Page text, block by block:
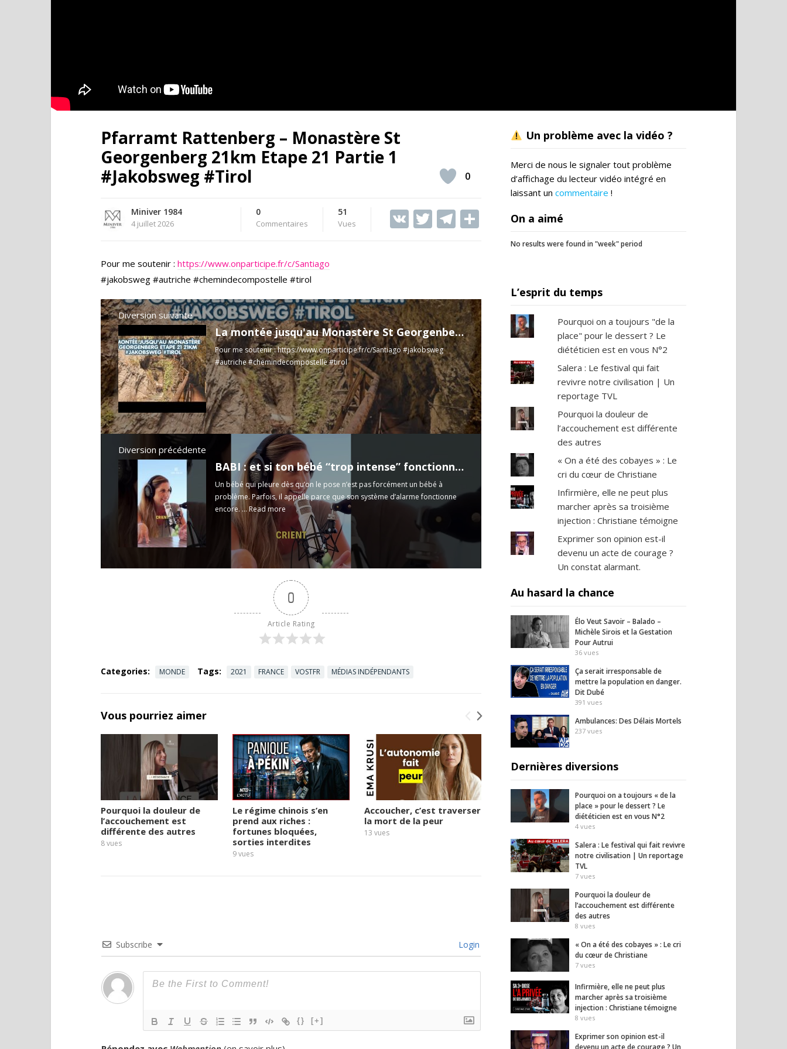
Pfarramt Rattenberg – Monastère St
Georgenberg 21km Etape 21 Partie 1
#Jakobsweg #Tirol
Miniver 1984
4 juillet 2026
0
Commentaires
51
Vues V T T
a
m
0
Pour me soutenir : https://www.onparticipe.fr/c/Santiago
#jakobsweg #autriche #chemindecompostelle #tirol
Diversion suivante
La montée jusqu'au Monastère St Georgenberg Partie 2 Etape 21 21km #Jakobsweg #Tirol
Pour me soutenir :https://www.onparticipe.fr/c/Santiago#jakobsweg
#autriche #chemindecompostelle #tirol
Diversion précédente
BABI : et si ton bébé “trop intense” fonctionnait très bien ?
Un bébé qui pleure dès qu’on le pose n’est pas forcément un bébé à
problème. Parfois, il appelle parce que son système d’alarme fonctionne
encore. ... Read more
0
Article Rating
Categories: MONDE Tags: 2021 FRANCE VOSTFR MÉDIAS INDÉPENDANTS
Vous pourriez aimer
Pourquoi la douleur de
l’accouchement est
différente des autres
8vues
Le régime chinois s’en
prend aux riches :
fortunes bloquées,
sorties interdites
9vues
Accoucher, c’est traverser
la mort de la peur
13 vues
« 2027 sera l’élection de la
dernière chance » —
vues
6 danseuses africaines
expriment leur libération
sociales, à l’excision…
13 vues
Subscribe Login
{} [+]
Un problème avec la vidéo ?
Merci de nous le signaler tout problème
d’affichage du lecteur vidéo intégré en
laissant un commentaire !
On a aimé
No results were found in "week" period
L’esprit du temps
Pourquoi on a toujours "de la
place" pour le dessert ? Le
diététicien est en vous N°2
Salera : Le festival qui fait
revivre notre civilisation | Un
reportage TVL
Pourquoi la douleur de
l’accouchement est différente
des autres
« On a été des cobayes » : Le
cri du cœur de Christiane
Infirmière, elle ne peut plus
marcher après sa troisième
injection : Christiane témoigne
Exprimer son opinion est-il
devenu un acte de courage ?
Un constat alarmant.
Au hasard la chance
Élo Veut Savoir – Balado –
Michèle Sirois et la Gestation
Pour Autrui
36 vues
Ça serait irresponsable de
mettre la population en danger.
Dit Dubé
391 vues
Ambulances: Des Délais Mortels
237 vues
Dernières diversions
Pourquoi on a toujours « de la
place » pour le dessert ? Le
diététicien est en vous N°2
4 vues
Salera : Le festival qui fait revivre
notre civilisation | Un reportage
TVL
7 vues
Pourquoi la douleur de
l’accouchement est différente
des autres
8 vues
« On a été des cobayes » : Le cri
du cœur de Christiane
7 vues
Infirmière, elle ne peut plus
marcher après sa troisième
injection : Christiane témoigne
8 vues
Exprimer son opinion est-il
devenu un acte de courage ? Un